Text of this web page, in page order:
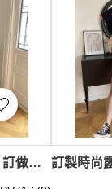
訂製瑜伽服上衣女健身 訂做運動長袖T恤上衣 瑜伽服長袖時尚T恤 IG-BD-UK23143